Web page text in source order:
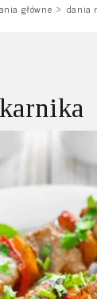
główne dania